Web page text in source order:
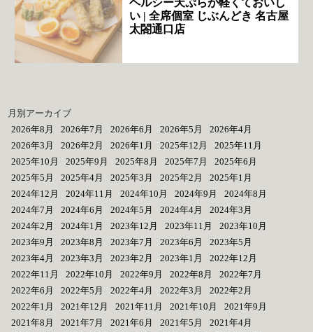
い | 全席個室 じぶんどき 名古屋
太閤通口店
月別アーカイブ
2026年8月
2026年7月 2026年6月 2026年5月
2026年4月
2026年3月
2026年2月 2026年1月 2025年12月
2025年11月
2025年10月
2025年9月 2025年8月 2025年7月
2025年6月
2025年5月
2025年4月 2025年3月 2025年2月
2025年1月
2024年12月
2024年11月 2024年10月 2024年9月
2024年8月
2024年7月
2024年6月 2024年5月 2024年4月
2024年3月
2024年2月
2024年1月 2023年12月 2023年11月
2023年10月
2023年9月
2023年8月 2023年7月 2023年6月
2023年5月
2023年4月
2023年3月 2023年2月 2023年1月
2022年12月
2022年11月
2022年10月 2022年9月 2022年8月
2022年7月
2022年6月
2022年5月 2022年4月 2022年3月
2022年2月
2022年1月
2021年12月 2021年11月 2021年10月
2021年9月
2021年8月
2021年7月 2021年6月 2021年5月
2021年4月